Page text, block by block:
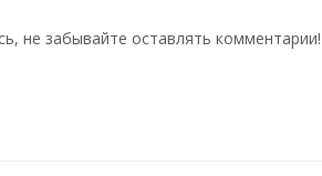
не забывайте оставлять комментарии!